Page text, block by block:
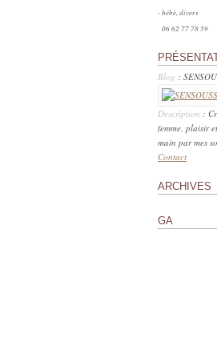
- bébé, divers
06 62 77 78 59
Blog :
Description :
femme, plaisir
main par mes
Contact
ARCHIVES
GA